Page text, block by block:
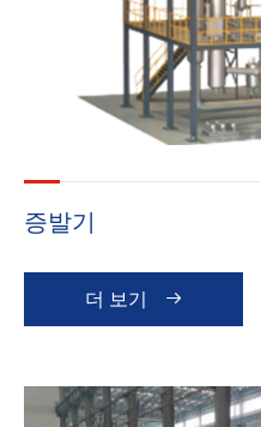
증발기
더 보기 